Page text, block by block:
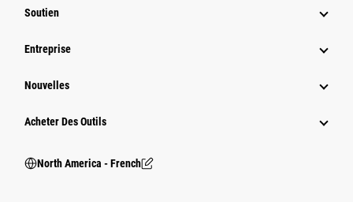
Soutien
Entreprise
Nouvelles
Acheter Des Outils
North America - French